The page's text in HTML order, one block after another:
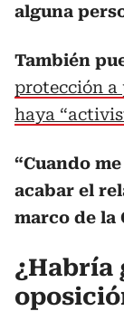
alguna
También
protección a
haya
“Cuando
acabar el
marco de la
¿Habría